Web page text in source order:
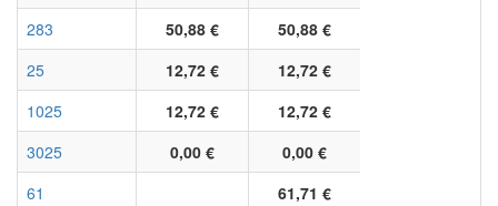
283
50,88 €
50,88 €
25
12,72 €
12,72 €
1025
12,72 €
12,72 €
3025
0,00 €
0,00 €
61
61,71 €